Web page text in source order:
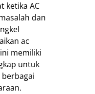
ketika AC
dan
ac
memiliki
untuk